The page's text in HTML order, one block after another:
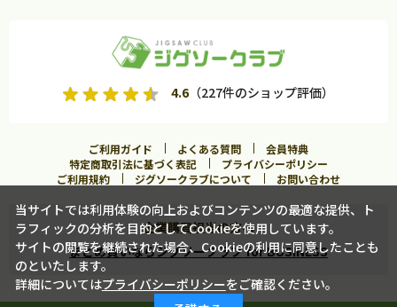
カートに入れる
この商品に合うフレームを見る
4.6（227件のショップ評価）
ご利用ガイド よくある質問
会員特典
特定商取引法に基づく表記
プライバシーポリシー
ご利用規約
ジグソークラブについて お問い合わせ
企業購買担当の方へ
まとめ買いならジグソークラブ for BUSINESS
当サイトでは利用体験の向上およびコンテンツの最適な提供、ト
ラフィックの分析を目的としてCookieを使用しています。
サイトの閲覧を継続された場合、Cookieの利用に同意したことも
のといたします。
詳細についてはプライバシーポリシーをご確認ください。